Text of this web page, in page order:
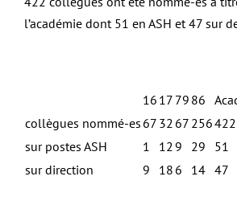
l’académie dont 51 en ASH et 47 sur
16 17 79 86
collègues nommé-es 67 32 67 256422
sur postes ASH
1 12 9 29
51
sur direction
9 18 6 14 47